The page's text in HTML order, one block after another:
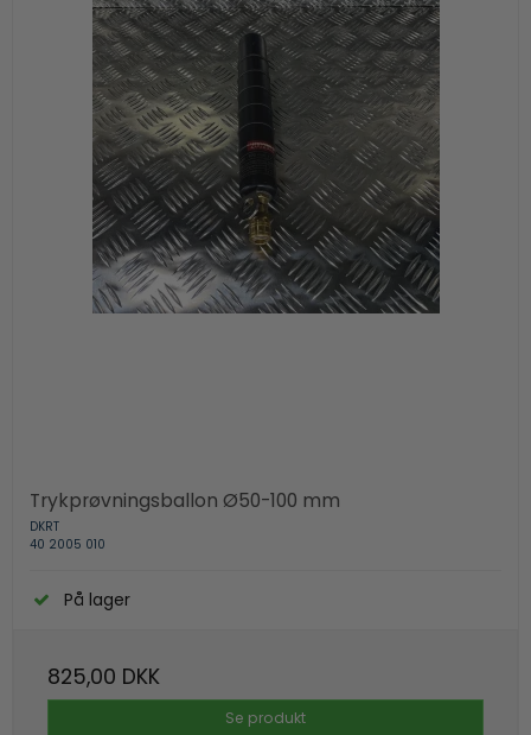
Trykprøvningsballon Ø50-100 mm
DKRT
40 2005 010
På lager
825,00 DKK
Se produkt